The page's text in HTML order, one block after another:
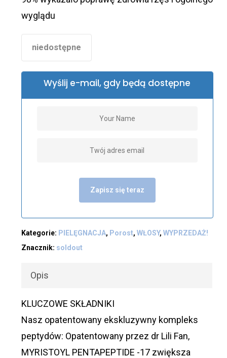
wyglądu
niedostępne
Wyślij e-mail, gdy będą dostępne
Zapisz się teraz
Kategorie: PIELĘGNACJA, Porost, WŁOSY, WYPRZEDAŻ!
Znacznik: soldout
Opis
KLUCZOWE SKŁADNIKI
Nasz opatentowany ekskluzywny kompleks
peptydów: Opatentowany przez dr Lili Fan,
MYRISTOYL PENTAPEPTIDE -17 zwiększa